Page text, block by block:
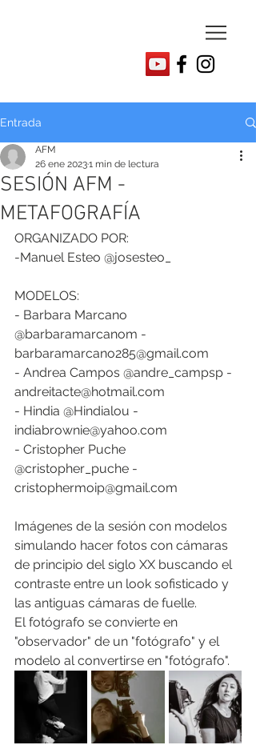
Entrada
SESIÓN AFM -
METAFOGRAFÍA
AFM
26 ene 20231 min de lectura
ORGANIZADO POR:
-Manuel Esteo @josesteo_
MODELOS:
- Barbara Marcano
@barbaramarcanom -
barbaramarcano285@gmail.com
- Andrea Campos @andre_campsp -
andreitacte@hotmail.com
- Hindia @Hindialou -
indiabrownie@yahoo.com
- Cristopher Puche
@cristopher_puche -
cristophermoip@gmail.com
Imágenes de la sesión con modelos
simulando hacer fotos con cámaras
de principio del siglo XX buscando el
contraste entre un look sofisticado y
las antiguas cámaras de fuelle.
El fotógrafo se convierte en
"observador" de un "fotógrafo" y el
modelo al convertirse en "fotógrafo".